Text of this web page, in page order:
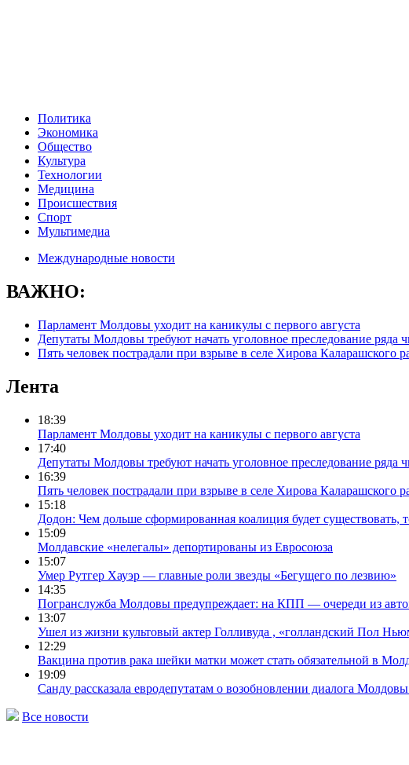
Политика
Экономика
Общество
Культура
Технологии
Медицина
Происшествия
Спорт
Мультимедиа
Международные новости
ВАЖНО:
Парламент Молдовы уходит на каникулы с первого августа
Депутаты Молдовы требуют начать уголовное преследование ряда
Пять человек пострадали при взрыве в селе Хирова Каларашского
Лента
18:39
Парламент Молдовы уходит на каникулы с первого августа
17:40
Депутаты Молдовы требуют начать уголовное преследование ряда
16:39
Пять человек пострадали при взрыве в селе Хирова Каларашского
15:18
Додон: Чем дольше сформированная коалиция будет существовать,
15:09
Молдавские «нелегалы» депортированы из Евросоюза
15:07
Умер Рутгер Хауэр — главные роли звезды «Бегущего по лезвию»
14:35
Погранслужба Молдовы предупреждает: на КПП — очереди из
13:07
Ушел из жизни культовый актер Голливуда , «голландский Пол
12:29
Вакцина против рака шейки матки может стать обязательной в
19:09
Санду рассказала евродепутатам о возобновлении диалога
Все новости